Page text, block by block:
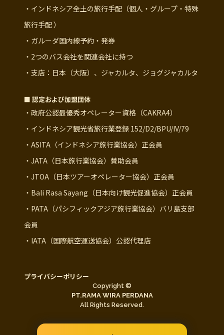
・インドネシア全土の旅行手配（個人・グループ・特殊
旅行手配 ）
・ガルーダ国内線予約・発券
・2つのバス会社を関連会社に持つ
・支店：日本（大阪）、ジャカルタ、ジョグジャカルタ
■ 認定および加盟団体
・政府公認最優秀オペレーター資格（CAKRA4）
・インドネシア観光省旅行業登録 152/D2/BPU/IV/79
・ASITA（インドネシア旅行業協会）正会員
・JATA（日本旅行業協会）賛助会員
・JTOA（日本ツアーオペレーター協会）正会員
・Bali Rasa Sayang（日本向け観光促進協会）正会員
・PATA（パシフィックアジア旅行業協会）バリ島支部
会員
・IATA（国際航空運送協会）公認代理店
プライバシーポリシー
Copyright ©
PT.RAMA WIRA PERDANA
All Rights Reserved.